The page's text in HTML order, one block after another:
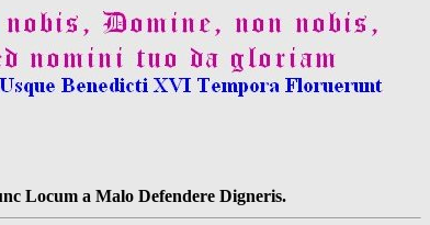
Locum a Malo Defendere Digneris.